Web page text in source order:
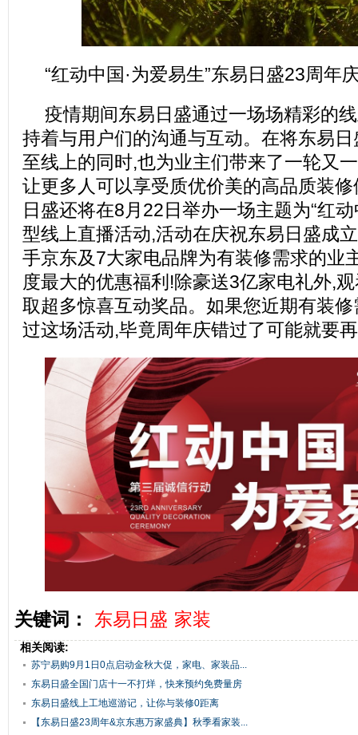
“红动中国·为爱易生”东易日盛23周年
疫情期间东易日盛通过一场场精彩的
持着与用户们的沟通与互动。在将东易
至线上的同时,也为业主们带来了一轮又
让更多人可以享受质优价美的高品质装
日盛还将在8月22日举办一场主题为“红
型线上直播活动,活动在庆祝东易日盛成
手京东及7大家电品牌为有装修需求的业
度最大的优惠福利!除豪送3亿家电礼外,
取超多惊喜互动奖品。如果您近期有装
过这场活动,毕竟周年庆错过了可能就要
关键词： 东易日盛 家装
相关阅读:
苏宁易购9月1日0点启动金秋大促，家电、家装品...
东易日盛全国门店十一不打烊，快来预约免费量房
吧
东易日盛线上工地巡游记，让你与装修0距离
【东易日盛23周年&京东惠万家盛典】秋季看家装...